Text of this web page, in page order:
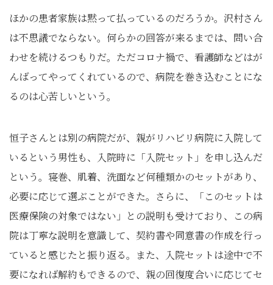
ほかの患者家族は黙って払っているのだろうか。沢村さん
は不思議でならない。何らかの回答が来るまでは、問い合
わせを続けるつもりだ。ただコロナ禍で、看護師などはが
んばってやってくれているので、病院を巻き込むことにな
るのは心苦しいという。
恒子さんとは別の病院だが、親がリハビリ病院に入院して
いるという男性も、入院時に「入院セット」を申し込んだ
という。寝巻、肌着、洗面など何種類かのセットがあり、
必要に応じて選ぶことができた。さらに、「このセットは
医療保険の対象ではない」との説明も受けており、この病
院は丁寧な説明を意識して、契約書や同意書の作成を行っ
ていると感じたと振り返る。また、入院セットは途中で不
要になれば解約もできるので、親の回復度合いに応じてセ